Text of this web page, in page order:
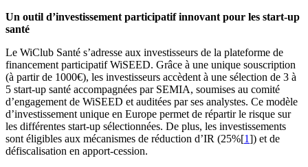
Un outil d’investissement participatif innovant pour les start-up
santé
Le WiClub Santé s’adresse aux investisseurs de la plateforme de
financement participatif WiSEED. Grâce à une unique souscription
(à partir de 1000€), les investisseurs accèdent à une sélection de 3 à
5 start-up santé accompagnées par SEMIA, soumises au comité
d’engagement de WiSEED et auditées par ses analystes. Ce modèle
d’investissement unique en Europe permet de répartir le risque sur
les différentes start-up sélectionnées. De plus, les investissements
sont éligibles aux mécanismes de réduction d’IR (25%[1]) et de
défiscalisation en apport-cession.